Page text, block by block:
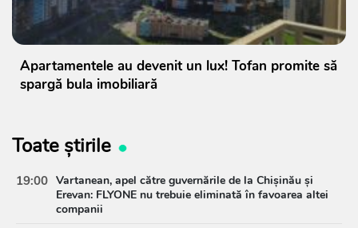
Apartamentele au devenit un lux! Tofan promite să
spargă bula imobiliară
Toate știrile
19:00 Vartanean, apel către guvernările de la Chișinău și
Erevan: FLYONE nu trebuie eliminată în favoarea altei
companii